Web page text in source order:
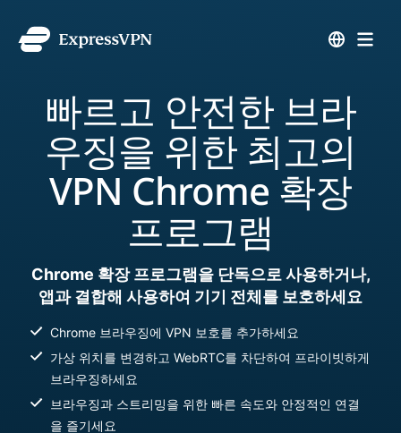
빠르고 안전한 브라
우징을 위한 최고의
VPN Chrome 확장
프로그램
Chrome 확장 프로그램을 단독으로 사용하거나,
앱과 결합해 사용하여 기기 전체를 보호하세요
Chrome 브라우징에 VPN 보호를 추가하세요
가상 위치를 변경하고 WebRTC를 차단하여 프라이빗하게
브라우징하세요
브라우징과 스트리밍을 위한 빠른 속도와 안정적인 연결
을 즐기세요